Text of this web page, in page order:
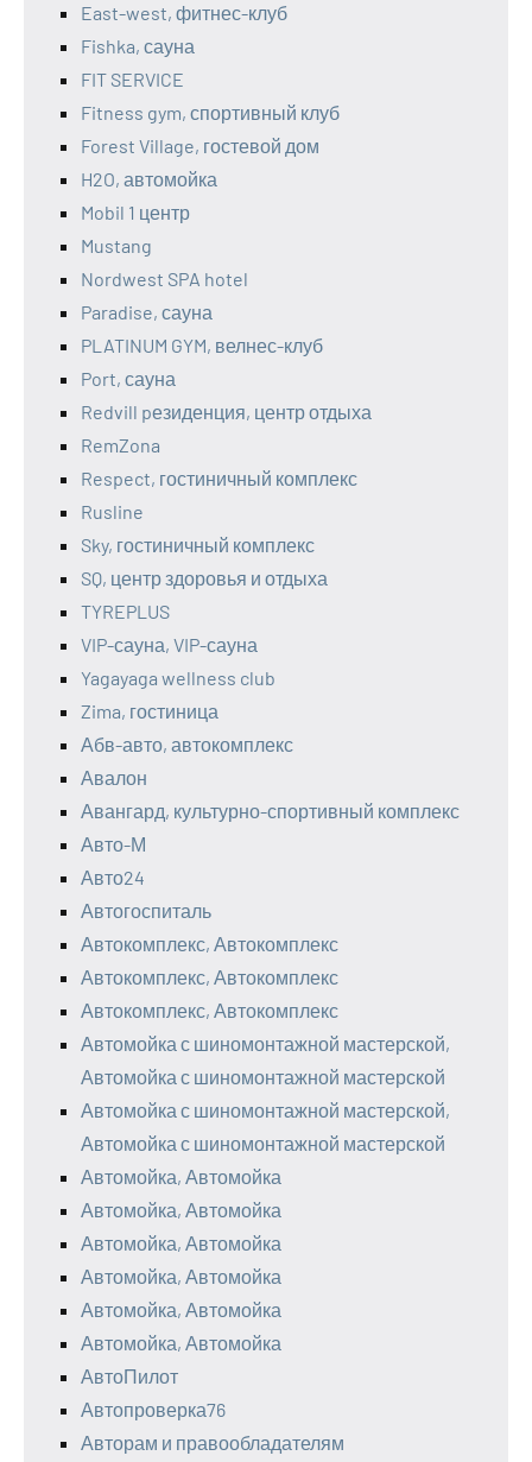
East-west, фитнес-клуб
Fishka, сауна
FIT SERVICE
Fitness gym, спортивный клуб
Forest Village, гостевой дом
H2O, автомойка
Mobil 1 центр
Mustang
Nordwest SPA hotel
Paradise, сауна
PLATINUM GYM, велнес-клуб
Port, сауна
Redvill pезиденция, центр отдыха
RemZona
Respect, гостиничный комплекс
Rusline
Sky, гостиничный комплекс
SQ, центр здоровья и отдыха
TYREPLUS
VIP-сауна, VIP-сауна
Yagayaga wellness club
Zima, гостиница
Абв-авто, автокомплекс
Авалон
Авангард, культурно-спортивный комплекс
Авто-М
Авто24
Автогоспиталь
Автокомплекс, Автокомплекс
Автокомплекс, Автокомплекс
Автокомплекс, Автокомплекс
Автомойка с шиномонтажной мастерской,
Автомойка с шиномонтажной мастерской
Автомойка с шиномонтажной мастерской,
Автомойка с шиномонтажной мастерской
Автомойка, Автомойка
Автомойка, Автомойка
Автомойка, Автомойка
Автомойка, Автомойка
Автомойка, Автомойка
Автомойка, Автомойка
АвтоПилот
Автопроверка76
Авторам и правообладателям